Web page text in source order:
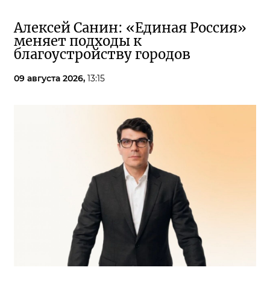
Алексей Санин: «Единая Россия»
меняет подходы к
благоустройству городов
09 августа 2026, 13:15